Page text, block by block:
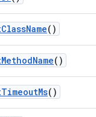
ClassName()
MethodName()
TimeoutMs()